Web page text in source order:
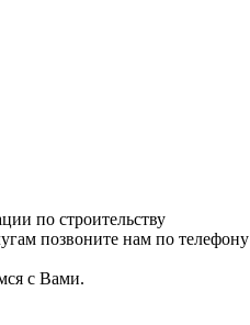
по строительству
позвоните нам по телефону
с Вами.